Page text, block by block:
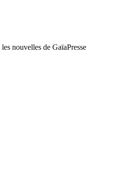
nouvelles de GaïaPresse